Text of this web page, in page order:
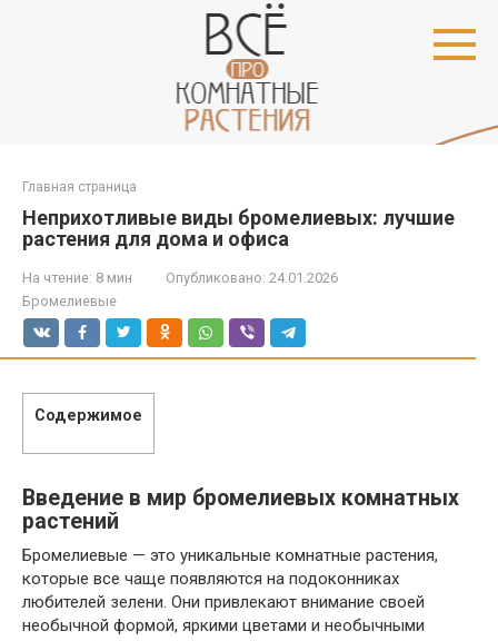
Главная страница
Неприхотливые виды бромелиевых: лучшие
растения для дома и офиса
На чтение: 8 мин Опубликовано: 24.01.2026
Бромелиевые
Содержимое
Введение в мир бромелиевых комнатных
растений
Бромелиевые — это уникальные комнатные растения,
которые все чаще появляются на подоконниках
любителей зелени. Они привлекают внимание своей
необычной формой, яркими цветами и необычными